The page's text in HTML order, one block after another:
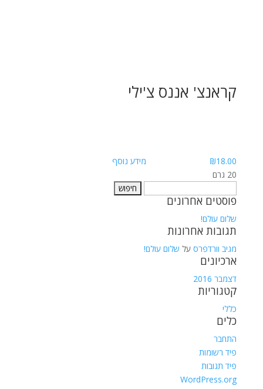
קראנצ' אננס צ'ילי
₪18.00
מידע נוסף
20 גרם
פוסטים אחרונים
שלום עולם!
תגובות אחרונות
מגיב וורדפרסעל שלום עולם!
ארכיונים
דצמבר 2016
קטגוריות
כללי
כלים
התחבר
פיד רשומות
פיד תגובות
WordPress.org